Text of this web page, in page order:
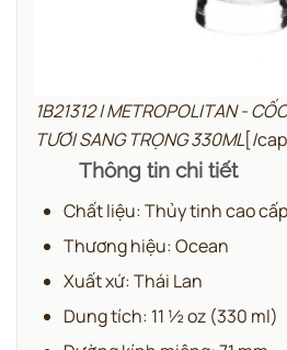
1B21312 | METROPOLITAN -
TƯƠI SANG TRỌNG 330ML[/
Thông tin chi tiết
Chất liệu: Thủy tinh cao cấp
Thương hiệu: Ocean
Xuất xứ: Thái Lan
Dung tích: 11 ½ oz (330 ml)